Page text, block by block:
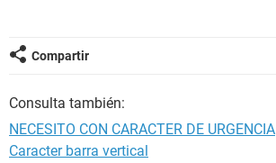
Compartir
Consulta también:
NECESITO CON CARACTER DE URGENCIA
Caracter barra vertical